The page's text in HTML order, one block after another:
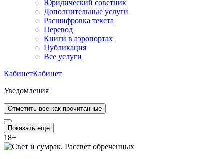
Юридический советник
Дополнительные услуги
Расшифровка текста
Перевод
Книги в аэропортах
Публикация
Все услуги
КабинетКабинет
Уведомления
Отметить все как прочитанные
Показать ещё
18+